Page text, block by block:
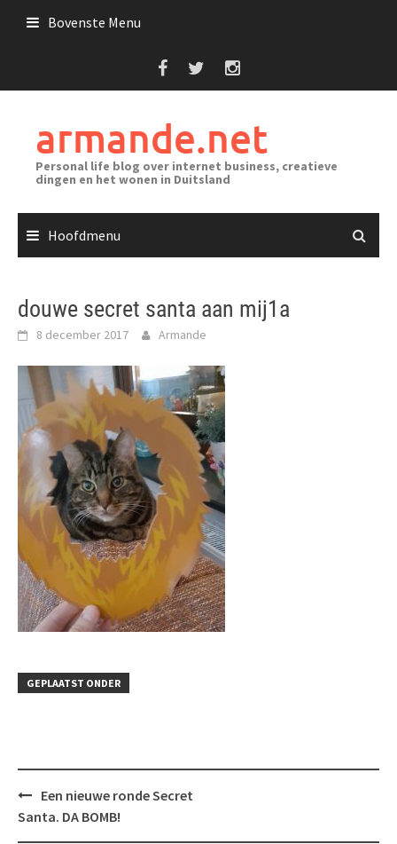
Bovenste Menu
armande.net
Personal life blog over internet business, creatieve
dingen en het wonen in Duitsland
Hoofdmenu
douwe secret santa aan mij1a
8 december 2017 Armande
GEPLAATST ONDER
Bericht
navigatie
Een nieuwe ronde Secret
Santa. DA BOMB!